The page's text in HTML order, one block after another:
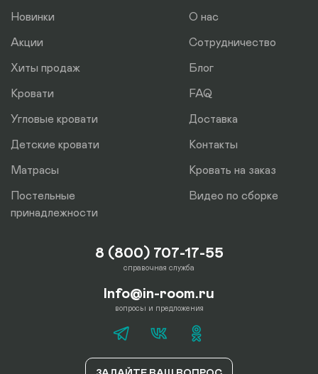
Новинки
Акции
Хиты продаж
Кровати
Угловые кровати
Детские кровати
Матрасы
Постельные
принадлежности
О нас
Сотрудничество
Блог
FAQ
Доставка
Контакты
Кровать на заказ
Видео по сборке
8 (800) 707-17-55
справочная служба
Info@in-room.ru
вопросы и предложения